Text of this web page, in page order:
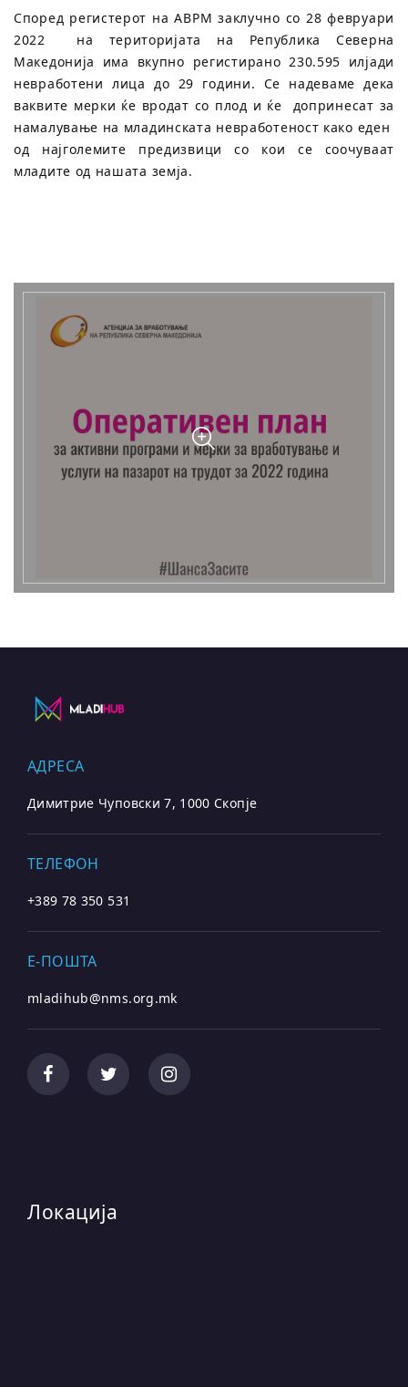
Според регистерот на АВРМ заклучно со 28 февруари
2022 на територијата на Република Северна
Македонија има вкупно регистирано 230.595 илјади
невработени лица до 29 години. Се надеваме дека
ваквите мерки ќе вродат со плод и ќе допринесат за
намалување на младинската невработеност како еден
од најголемите предизвици со кои се соочуваат
младите од нашата земја.
АДРЕСА
Димитрие Чуповски 7, 1000 Скопје
ТЕЛЕФОН
+389 78 350 531
E-ПОШТА
mladihub@nms.org.mk
Локација